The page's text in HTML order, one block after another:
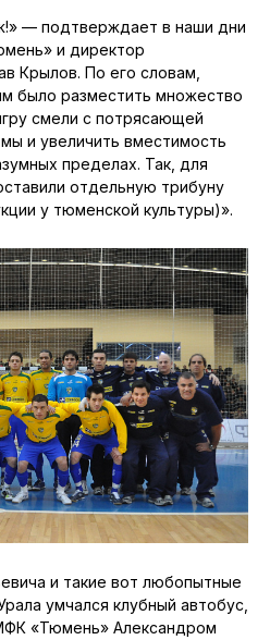
— подтверждает в наши дни
и директор
Крылов. По его словам,
было разместить множество
смели с потрясающей
и увеличить вместимость
пределах. Так, для
отдельную трибуну
у тюменской культуры)».
и такие вот любопытные
умчался клубный автобус,
«Тюмень» Александром